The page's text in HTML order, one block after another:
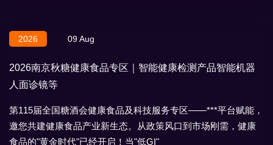
2026 09 Aug
2026南京秋糖健康食品专区｜智能健康检测产品智能机器
人面诊镜等
第115届全国糖酒会健康食品及科技服务专区——***平台赋能，
邀您共建健康食品产业新生态。从政策风口到市场刚需，健康
食品的"黄金时代"已经开启！当"低GI"